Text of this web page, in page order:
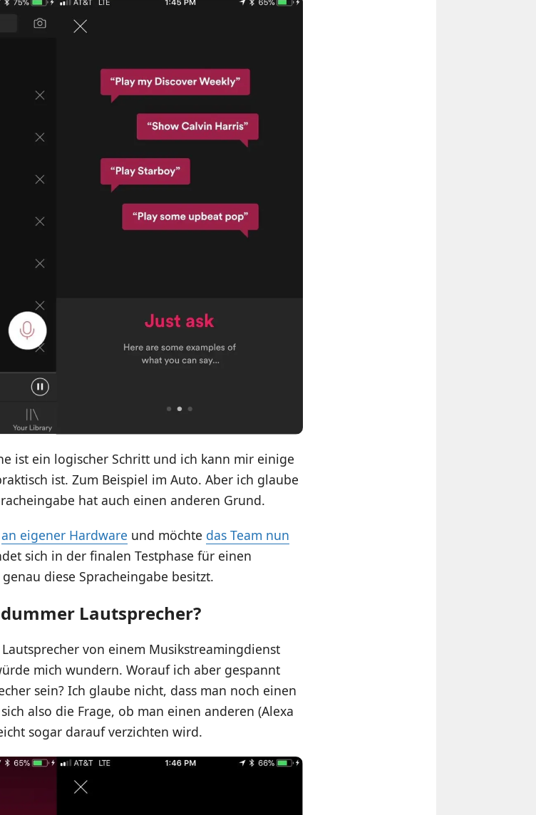
ist ein logischer Schritt und ich kann mir einige
ist. Zum Beispiel im Auto. Aber ich glaube
hat auch einen anderen Grund.
an eigener Hardware und möchte das Team nun
sich in der finalen Testphase für einen
diese Spracheingabe besitzt.
Lautsprecher?
von einem Musikstreamingdienst
mich wundern. Worauf ich aber gespannt
sein? Ich glaube nicht, dass man noch einen
also die Frage, ob man einen anderen (Alexa
sogar darauf verzichten wird.